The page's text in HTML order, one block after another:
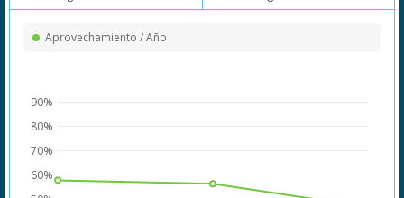
Aprovechamiento / Año
60%
70%
80%
90%